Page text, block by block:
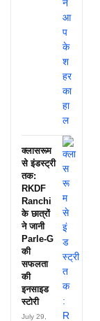
क्लासरूम
से इंडस्ट्री
तक:
RKDF
Ranchi
के छात्रों
ने जानी
Parle-G
की
सफलता
की
इनसाइड
स्टोरी
July 29,